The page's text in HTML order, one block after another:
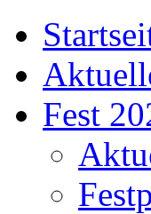
Fest